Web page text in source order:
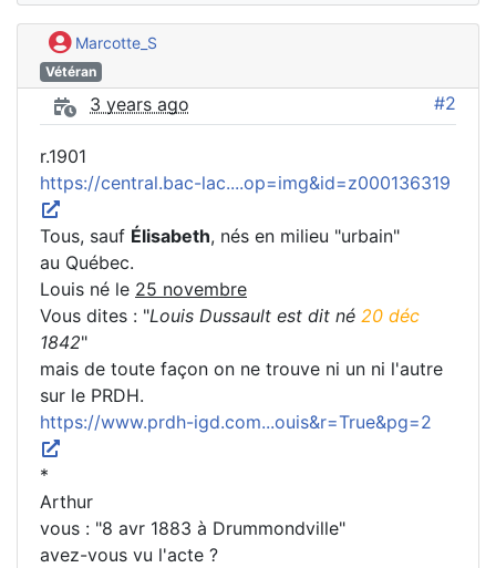
Marcotte_S
Vétéran
3 years ago #2
r.1901
https://central.bac-lac....op=img&id=z000136319
Tous, sauf Élisabeth, nés en milieu "urbain"
au Québec.
Louis né le 25 novembre
Vous dites : "Louis Dussault est dit né 20 déc
1842"
mais de toute façon on ne trouve ni un ni l'autre
sur le PRDH.
https://www.prdh-igd.com...ouis&r=True&pg=2
*
Arthur
vous : "8 avr 1883 à Drummondville"
avez-vous vu l'acte ?